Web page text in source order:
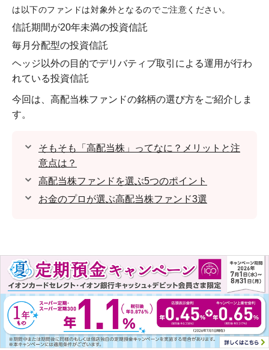
は以下のファンドは対象外となるのでご注意ください。
信託期間が20年未満の投資信託
毎月分配型の投資信託
ヘッジ以外の目的でデリバティブ取引による運用が行わ
れている投資信託
今回は、高配当株ファンドの銘柄の選び方をご紹介しま
す。
そもそも「高配当株」ってなに？メリットと注
意点は？
高配当株ファンドを選ぶ5つのポイント
お金のプロが選ぶ高配当株ファンド3選